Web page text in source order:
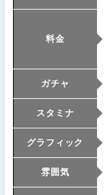
料金
ガチャ
スタミナ
グラフィック
雰囲気